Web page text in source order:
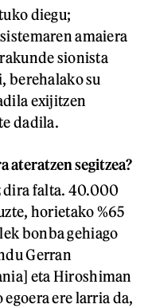
diegu;
amaiera
sionista
berehalako su
exijitzen
dadila.
ateratzen segitzea?
dira falta. 40.000
horietako %65
bonba gehiago
Gerran
eta Hiroshiman
ere larria da,